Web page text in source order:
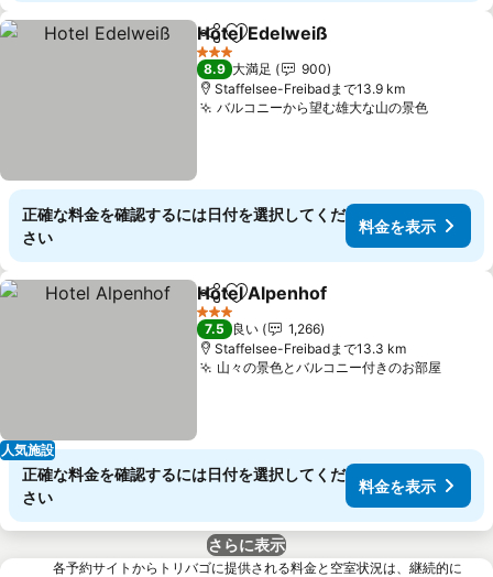
シェアお気に入りに追加
Hotel Edelweiß
3 ホテルのランク
8.9 大満足
900
Staffelsee-Freibadまで13.9 km
バルコニーから望む雄大な山の景色
正確な料金を確認するには日付を選択してくだ
さい
料金を表示
人気施設
シェアお気に入りに追加
Hotel Alpenhof
3 ホテルのランク
7.5 良い
1,266
Staffelsee-Freibadまで13.3 km
山々の景色とバルコニー付きのお部屋
正確な料金を確認するには日付を選択してくだ
さい
料金を表示
さらに表示
各予約サイトからトリバゴに提供される料金と空室状況は、継続的に